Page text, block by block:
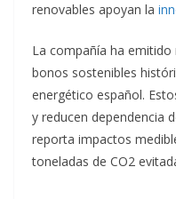
renovables apoyan la
La compañía ha emitido
bonos sostenibles
energético español.
y reducen dependencia
reporta impactos
toneladas de CO2